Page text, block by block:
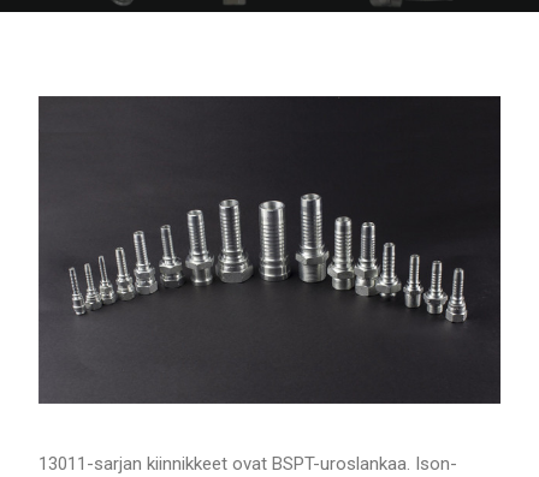
13011-sarjan kiinnikkeet ovat BSPT-uroslankaa. Ison-